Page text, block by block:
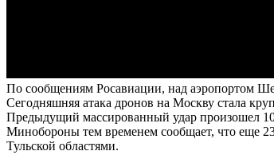
По сообщениям Росавиации, над аэропортом
Сегодняшняя атака дронов на Москву стала
Предыдущий массированный удар произошел
Минобороны тем временем сообщает, что еще
Тульской областями.